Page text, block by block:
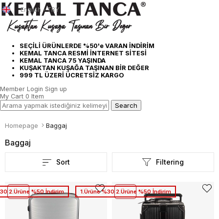
SEÇİLİ ÜRÜNLERDE %50'e VARAN İNDİRİM
KEMAL TANCA RESMİ İNTERNET SİTESİ
KEMAL TANCA 75 YAŞINDA
KUŞAKTAN KUŞAĞA TAŞINAN BİR DEĞER
999 TL ÜZERİ ÜCRETSİZ KARGO
English - TRY
Member Login Sign up
My Cart 0 Item
Homepage Baggaj
Baggaj
Filtering
Sort
2.Ürüne %50 İndirim 1.Ürüne %30 2.Ürüne %50 İndirim